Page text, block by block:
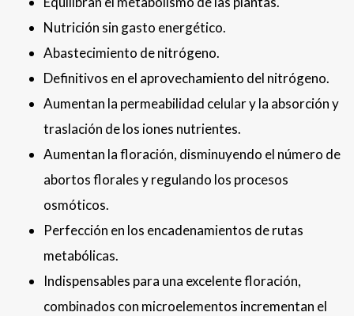
Nutrición sin gasto energético.
Abastecimiento de nitrógeno.
Definitivos en el aprovechamiento del nitrógeno.
Aumentan la permeabilidad celular y la absorción y
traslación de los iones nutrientes.
Aumentan la floración, disminuyendo el número de
abortos florales y regulando los procesos
osmóticos.
Perfección en los encadenamientos de rutas
metabólicas.
Indispensables para una excelente floración,
combinados con microelementos incrementan el